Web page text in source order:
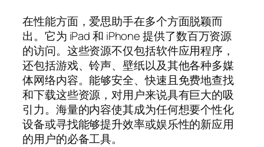
在性能方面，爱思助手在多个方面脱颖而
出。它为 iPad 和 iPhone 提供了数百万资源
的访问。这些资源不仅包括软件应用程序，
还包括游戏、铃声、壁纸以及其他各种多媒
体网络内容。能够安全、快速且免费地查找
和下载这些资源，对用户来说具有巨大的吸
引力。海量的内容使其成为任何想要个性化
设备或寻找能够提升效率或娱乐性的新应用
的用户的必备工具。